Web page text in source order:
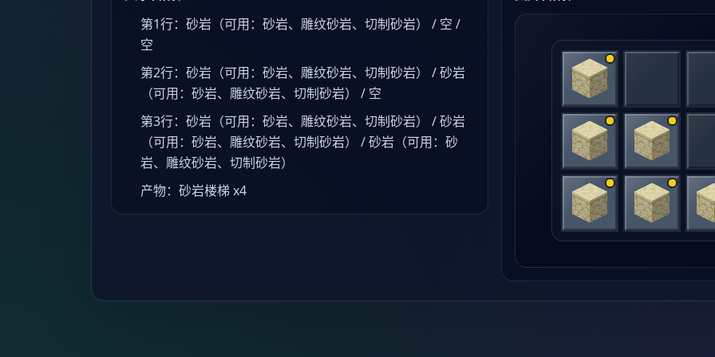
第1行：砂岩（可用：砂岩、雕纹砂岩、切制砂岩） / 空 /
空
第2行：砂岩（可用：砂岩、雕纹砂岩、切制砂岩） / 砂岩
（可用：砂岩、雕纹砂岩、切制砂岩） / 空
第3行：砂岩（可用：砂岩、雕纹砂岩、切制砂岩） / 砂岩
（可用：砂岩、雕纹砂岩、切制砂岩） / 砂岩（可用：砂
岩、雕纹砂岩、切制砂岩）
产物：砂岩楼梯 x4